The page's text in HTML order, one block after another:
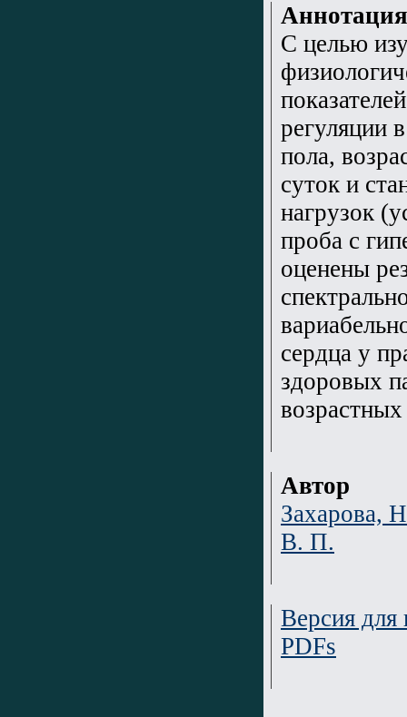
Аннотация
С целью
регуляции
пола,
суток и
нагрузок
проба с
оценены
сердца у
здоровых
Автор
Захарова,
В. П.
Версия для
PDFs